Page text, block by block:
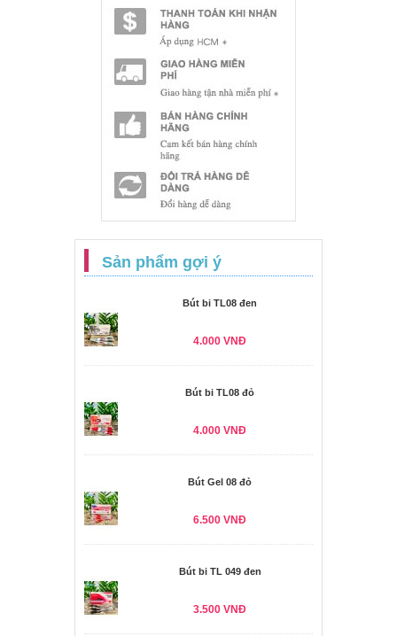
Sản phẩm gợi ý
Bút bi TL08 đen
4.000 VNĐ
Bút bi TL08 đỏ
4.000 VNĐ
Bút Gel 08 đỏ
6.500 VNĐ
Bút bi TL 049 đen
3.500 VNĐ